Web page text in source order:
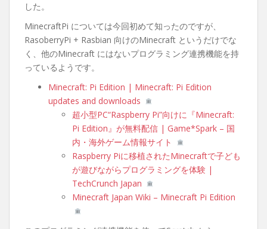
した。
MinecraftPi については今回初めて知ったのですが、
RasoberryPi + Rasbian 向けのMinecraft というだけでな
く、他のMinecraft にはないプログラミング連携機能を持
っているようです。
Minecraft: Pi Edition | Minecraft: Pi Edition
updates and downloads
超小型PC“Raspberry Pi”向けに『Minecraft:
Pi Edition』が無料配信 | Game*Spark – 国
内・海外ゲーム情報サイト
Raspberry Piに移植されたMinecraftで子ども
が遊びながらプログラミングを体験 |
TechCrunch Japan
Minecraft Japan Wiki – Minecraft Pi Edition